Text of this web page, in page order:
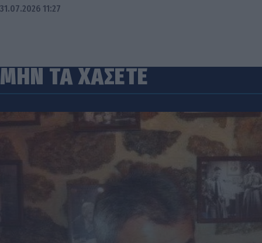
31.07.2026 11:27
ΜΗΝ ΤΑ ΧΑΣΕΤΕ